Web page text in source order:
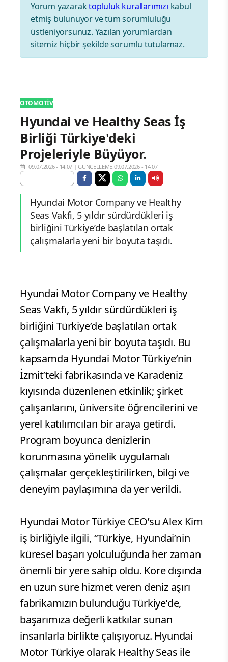
Yorum yazaraktopluluk kurallarımızı kabul
etmiş bulunuyor ve tüm sorumluluğu
üstleniyorsunuz. Yazılan yorumlardan
sitemiz hiçbir şekilde sorumlu tutulamaz.
OTOMOTIV
Hyundai ve Healthy Seas İş
Birliği Türkiye'deki
Projeleriyle Büyüyor.
09.07.2026 - 14:07 |GÜNCELLEME:09.07.2026 - 14:07
Hyundai Motor Company ve Healthy
Seas Vakfı, 5 yıldır sürdürdükleri iş
birliğini Türkiye’de başlatılan ortak
çalışmalarla yeni bir boyuta taşıdı.
Hyundai Motor Company ve Healthy
Seas Vakfı, 5 yıldır sürdürdükleri iş
birliğini Türkiye’de başlatılan ortak
çalışmalarla yeni bir boyuta taşıdı. Bu
kapsamda Hyundai Motor Türkiye’nin
İzmit’teki fabrikasında ve Karadeniz
kıyısında düzenlenen etkinlik; şirket
yerel katılımcıları bir araya getirdi.
Program boyunca denizlerin
korunmasına yönelik uygulamalı
çalışmalar gerçekleştirilirken, bilgi ve
deneyim paylaşımına da yer verildi.
Hyundai Motor Türkiye CEO’su Alex Kim
iş birliğiyle ilgili, “Türkiye, Hyundai’nin
küresel başarı yolculuğunda her zaman